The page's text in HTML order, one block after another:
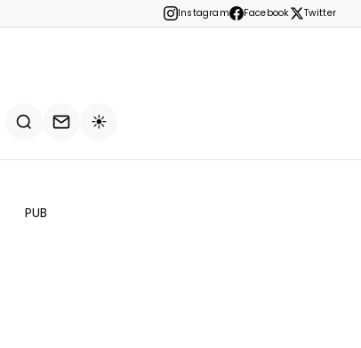
Instagram Facebook Twitter
☀️
PUB